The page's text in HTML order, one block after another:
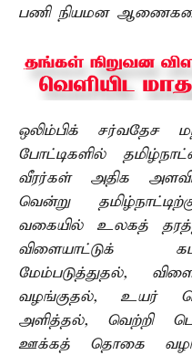
பணி நியமன
ஒலிம்பிக் சர்வதேச
போட்டிகளில்
வீரர்கள் அதிக
வென்று
வகையில் உலகத்
விளையாட்டுக்
மேம்படுத்துதல்,
வழங்குதல், உயர்
அளித்தல், வெற்றி
ஊக்கத் தொகை